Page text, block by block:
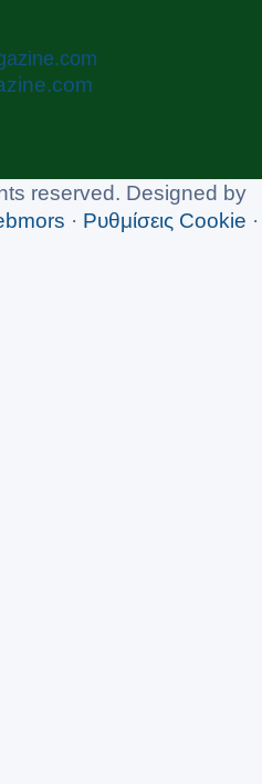
reserved. Designed by
· Ρυθμίσεις Cookie ·